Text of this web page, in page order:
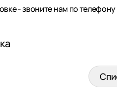
- звоните нам по